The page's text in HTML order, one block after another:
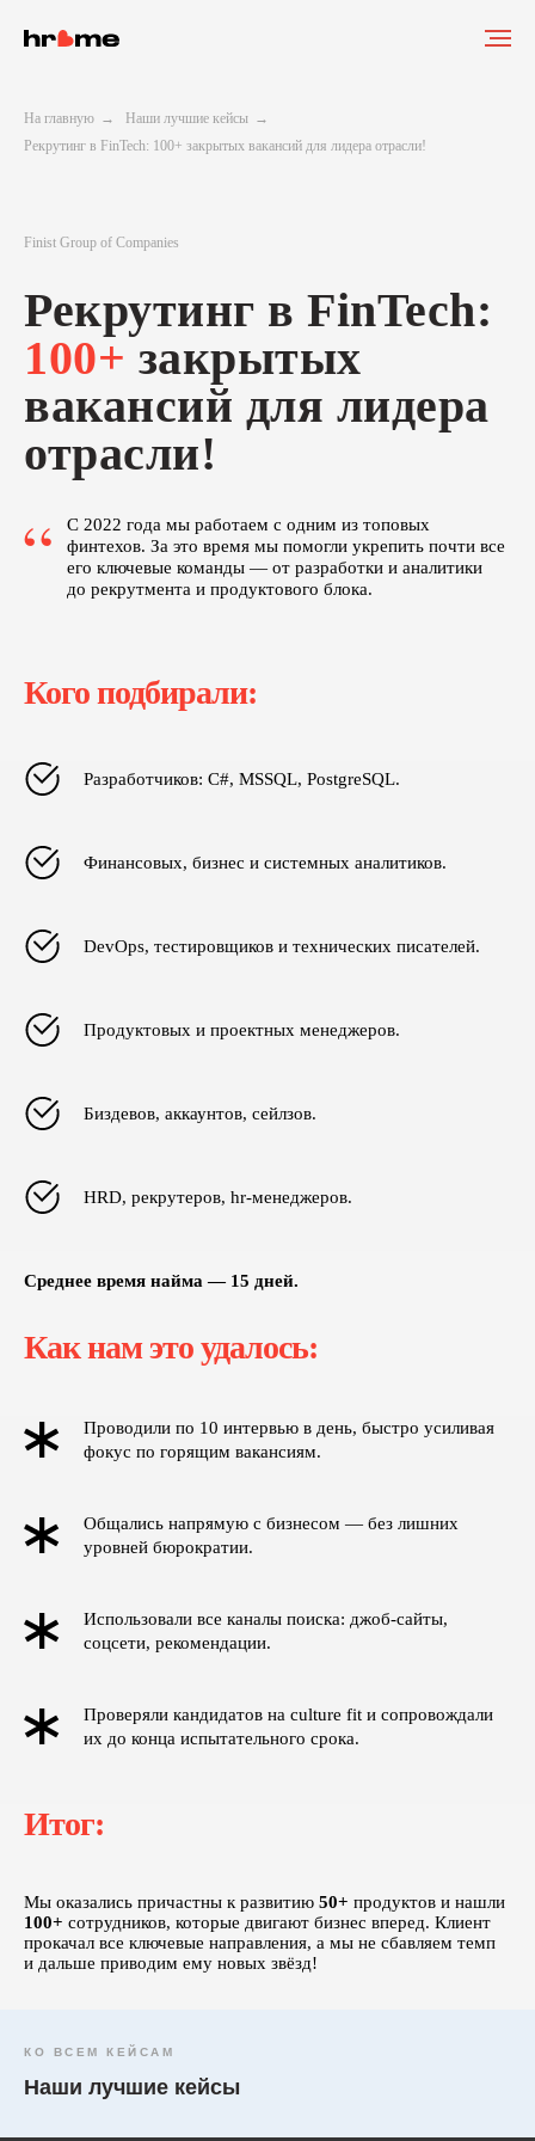
На главную → Наши лучшие кейсы →
Рекрутинг в FinTech: 100+ закрытых вакансий для лидера отрасли!
Finist Group of Companies
Рекрутинг в FinTech:
100+ закрытых
вакансий для лидера
отрасли!
“
С 2022 года мы работаем с одним из топовых
финтехов. За это время мы помогли укрепить почти все
его ключевые команды — от разработки и аналитики
до рекрутмента и продуктового блока.
Кого подбирали:
Разработчиков: C#, MSSQL, PostgreSQL.
Финансовых, бизнес и системных аналитиков.
DevOps, тестировщиков и технических писателей.
Продуктовых и проектных менеджеров.
Биздевов, аккаунтов, сейлзов.
HRD, рекрутеров, hr-менеджеров.
Среднее время найма — 15 дней.
Как нам это удалось:
Проводили по 10 интервью в день, быстро усиливая
фокус по горящим вакансиям.
Общались напрямую с бизнесом — без лишних
уровней бюрократии.
Использовали все каналы поиска: джоб-сайты,
соцсети, рекомендации.
Проверяли кандидатов на culture fit и сопровождали
их до конца испытательного срока.
Итог:
Мы оказались причастны к развитию 50+ продуктов и нашли
100+ сотрудников, которые двигают бизнес вперед. Клиент
прокачал все ключевые направления, а мы не сбавляем темп
и дальше приводим ему новых звёзд!
КО ВСЕМ КЕЙСАМ
Наши лучшие кейсы
Все права защищены ©